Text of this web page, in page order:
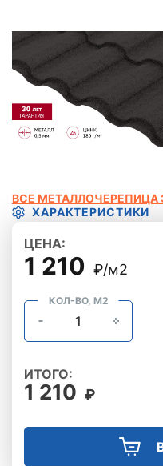
ХАРАКТЕРИСТИКИ
ВСЕ МЕТАЛЛОЧЕРЕПИЦА
ЦЕНА:
1 210 ₽/м2
КОЛ-ВО, М2
ИТОГО:
1 210 ₽